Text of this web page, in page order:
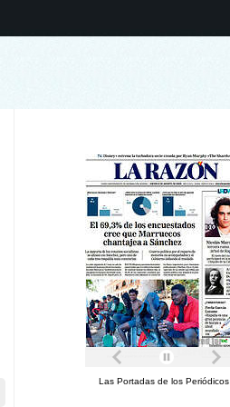
Las Portadas de los Periódicos